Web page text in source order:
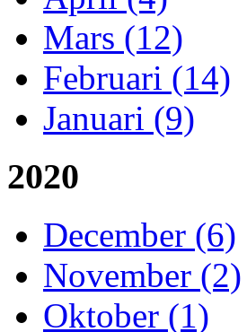
Mars (12)
Februari (14)
Januari (9)
2020
December (6)
November (2)
Oktober (1)